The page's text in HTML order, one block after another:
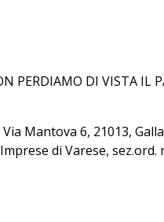
PERDIAMO DI VISTA
Mantova 6, 21013,
di Varese, sez.ord.